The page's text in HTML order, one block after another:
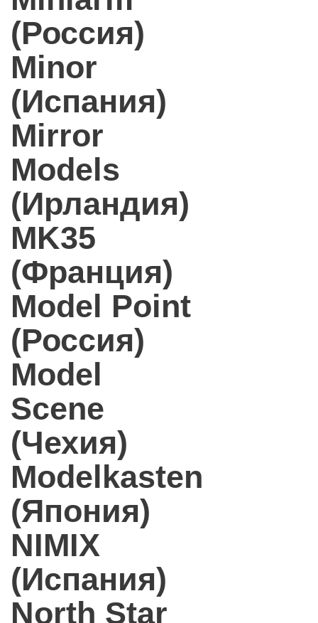
(Россия)
Minor
(Испания)
Mirror
Models
(Ирландия)
MK35
(Франция)
Model Point
(Россия)
Model
Scene
(Чехия)
Modelkasten
(Япония)
NIMIX
(Испания)
North Star